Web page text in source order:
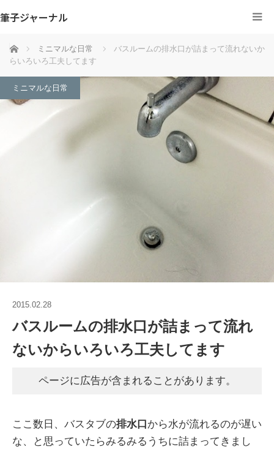
筆子ジャーナル
ホーム ミニマルな日常
バスルームの排水口が詰まって流れないか
らいろいろ工夫してます
ミニマルな日常
2015.02.28
バスルームの排水口が詰まって流れ
ないからいろいろ工夫してます
ページに広告が含まれることがあります。
ここ数日、バスタブの排水口から水が流れるのが遅い
な、と思っていたらみるみるうちに詰まってきまし